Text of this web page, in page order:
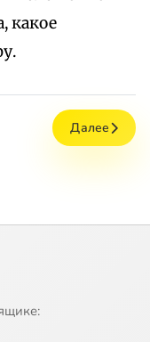
какое
Далее